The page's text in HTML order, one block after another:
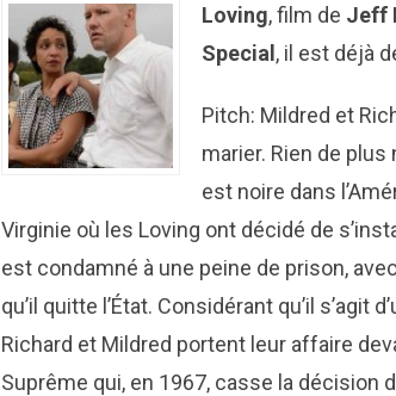
Loving, film de Jeff
Special, il est déjà
Pitch: Mildred et
marier. Rien de plus
est noire dans
Virginie où les Loving ont décidé de
est condamné à une peine de prison,
qu’il quitte l’État. Considérant qu’il s’agit
Richard et Mildred portent leur affaire
Suprême qui, en 1967, casse la décision